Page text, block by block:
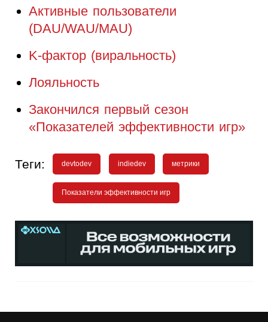
Активные пользователи
(DAU/WAU/MAU)
K-фактор (виральность)
Лояльность
Закончился первый сезон
«Показателей эффективности игр»
Теги: devtodev indiedev метрики
Показатели эффективности игр